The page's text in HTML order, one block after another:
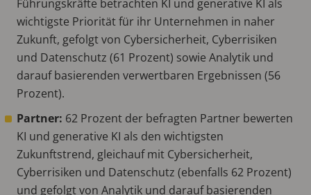
Führungskräfte betrachten KI und generative KI als
wichtigste Priorität für ihr Unternehmen in naher
Zukunft, gefolgt von Cybersicherheit, Cyberrisiken
und Datenschutz (61 Prozent) sowie Analytik und
darauf basierenden verwertbaren Ergebnissen (56
Prozent).
Partner: 62 Prozent der befragten Partner bewerten
KI und generative KI als den wichtigsten
Zukunftstrend, gleichauf mit Cybersicherheit,
Cyberrisiken und Datenschutz (ebenfalls 62 Prozent)
und gefolgt von Analytik und darauf basierenden